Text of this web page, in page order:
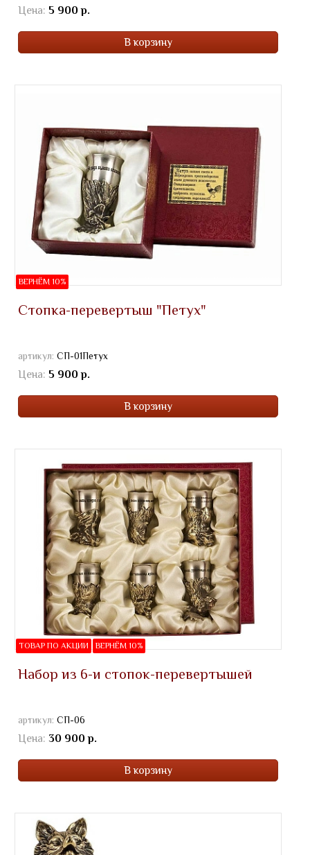
Цена: 5 900 р.
В корзину
ВЕРНЁМ 10%
Стопка-перевертыш "Петух"
артикул: СП-01Петух
Цена: 5 900 р.
В корзину
ТОВАР ПО АКЦИИ ВЕРНЁМ 10%
Набор из 6-и стопок-перевертышей
артикул: СП-06
Цена: 30 900 р.
В корзину